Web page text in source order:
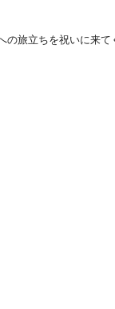
の旅立ちを祝いに来